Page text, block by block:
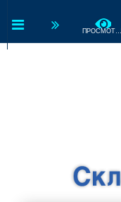
ПРОСМОТРЕННЫЕ